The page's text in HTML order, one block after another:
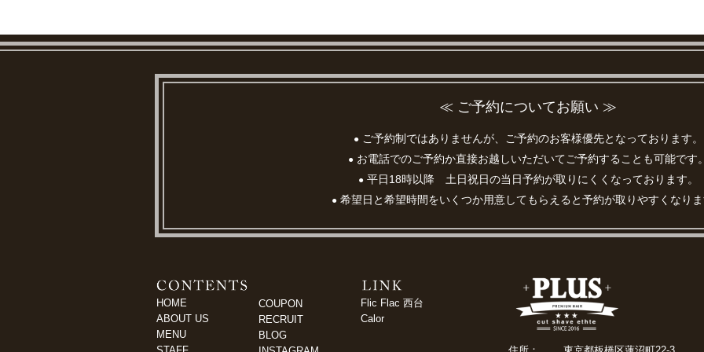
≪ ご予約についてお願い ≫
●ご予約制ではありませんが、ご予約のお客様優先となっております。
●お電話でのご予約か直接お越しいただいてご予約することも可能です
●平日18時以降 土日祝日の当日予約が取りにくくなっております。
●希望日と希望時間をいくつか用意してもらえると予約が取りやすくなり
HOME
ABOUT US
MENU
COUPON
RECRUIT
BLOG
Flic Flac 西台
Calor